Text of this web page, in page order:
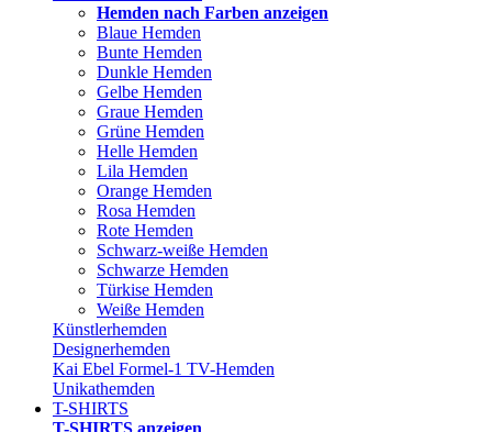
Hemden nach Farben anzeigen
Blaue Hemden
Bunte Hemden
Dunkle Hemden
Gelbe Hemden
Graue Hemden
Grüne Hemden
Helle Hemden
Lila Hemden
Orange Hemden
Rosa Hemden
Rote Hemden
Schwarz-weiße Hemden
Schwarze Hemden
Türkise Hemden
Weiße Hemden
Künstlerhemden
Designerhemden
Kai Ebel Formel-1 TV-Hemden
Unikathemden
T-SHIRTS
T-SHIRTS anzeigen